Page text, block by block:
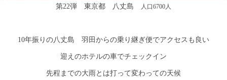
第22弾 東京都 八丈島 人口6700人
10年振りの八丈島 羽田からの乗り継ぎ便でアクセスも良い
迎えのホテルの車でチェックイン
先程までの大雨とは打って変わっての天候